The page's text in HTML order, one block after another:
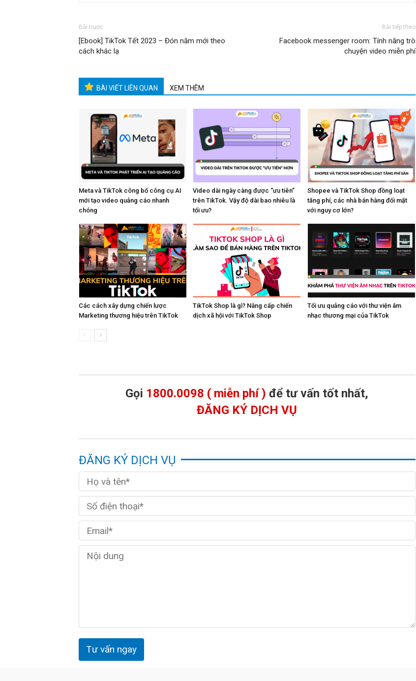
Bài trước
[Ebook] TikTok Tết 2023 – Đón năm mới theo
cách khác lạ
Bài tiếp theo
Facebook messenger room: Tính năng trò
chuyện video miễn phí
BÀI VIẾT LIÊN QUAN XEM THÊM
Meta và TikTok công bố công cụ AI
mới tạo video quảng cáo nhanh
chóng
Video dài ngày càng được “ưu tiên”
trên TikTok. Vậy độ dài bao nhiêu là
tối ưu?
Shopee và TikTok Shop đồng loạt
tăng phí, các nhà bán hàng đối mặt
với nguy cơ lớn?
Các cách xây dựng chiến lược
Marketing thương hiệu trên TikTok
TikTok Shop là gì? Nâng cấp chiến
dịch xã hội với TikTok Shop
Tối ưu quảng cáo với thư viện âm
nhạc thương mại của TikTok
Gọi 1800.0098 ( miễn phí ) để tư vấn tốt nhất,
ĐĂNG KÝ DỊCH VỤ
ĐĂNG KÝ DỊCH VỤ